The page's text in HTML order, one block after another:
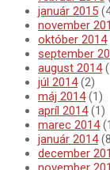
január 2015
november
október 2014
september
august 2014
júl 2014(2)
máj 2014(1)
apríl 2014(1)
marec 2014
január 2014
december